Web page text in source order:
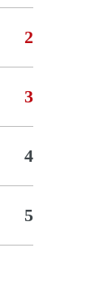
2
3
4
5